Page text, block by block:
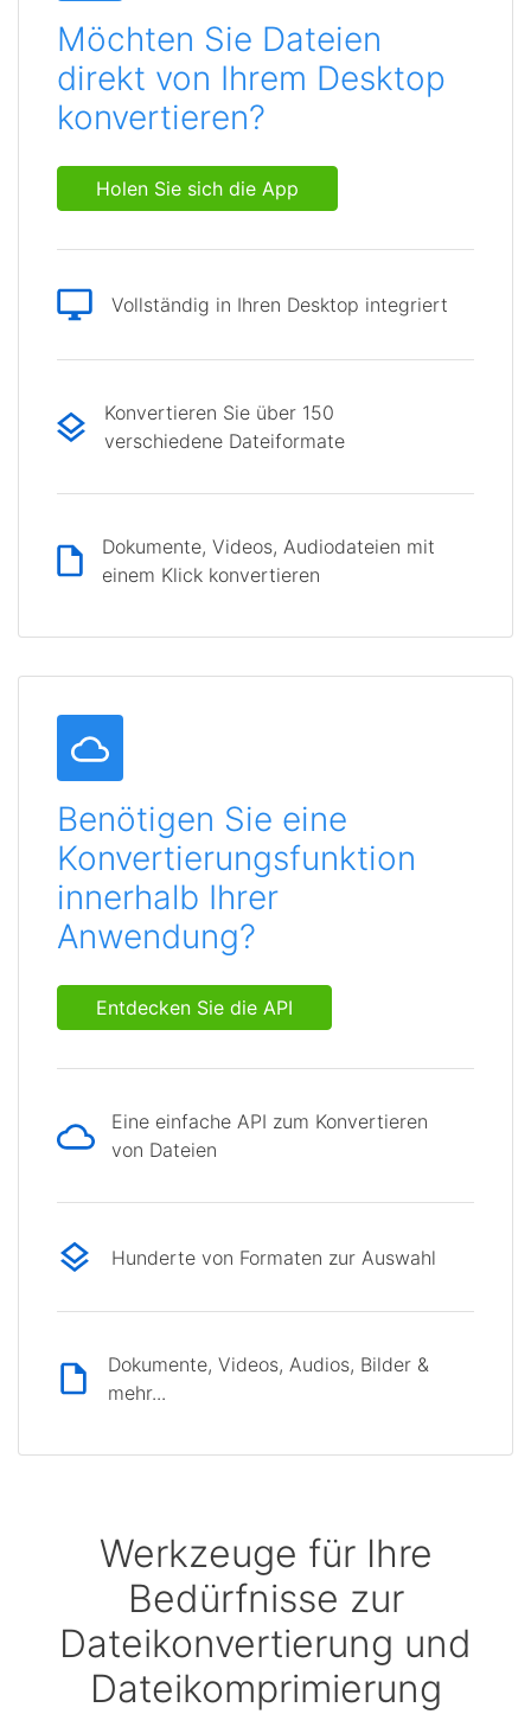
Möchten Sie Dateien
direkt von Ihrem Desktop
konvertieren?
Holen Sie sich die App
Vollständig in Ihren Desktop integriert
Konvertieren Sie über 150
verschiedene Dateiformate
Dokumente, Videos, Audiodateien mit
einem Klick konvertieren
Benötigen Sie eine
Konvertierungsfunktion
innerhalb Ihrer
Anwendung?
Entdecken Sie die API
Eine einfache API zum Konvertieren
von Dateien
Hunderte von Formaten zur Auswahl
Dokumente, Videos, Audios, Bilder &
mehr...
Werkzeuge für Ihre
Bedürfnisse zur
Dateikonvertierung und
Dateikomprimierung